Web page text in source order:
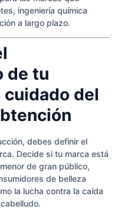
ingeniería química
a largo plazo.
de tu
del
debes definir el
Decide si tu marca está
de gran público,
de belleza
la lucha contra la caída